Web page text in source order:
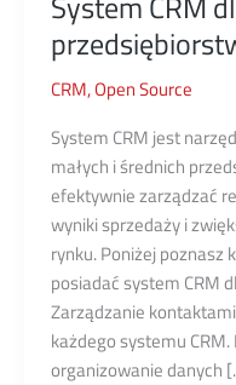
CRM,Open Source
System CRM jest
małych i średnich
efektywnie zarządzać
wyniki sprzedaży i
rynku. Poniżej poznasz
posiadać system CRM
Zarządzanie
każdego systemu
organizowanie danych